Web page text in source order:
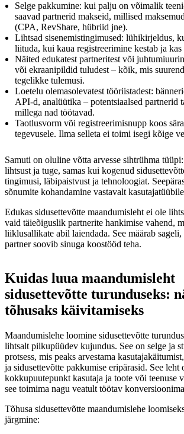
Selge pakkumine: kui palju on võimalik
saavad partnerid makseid, millised
(CPA, RevShare, hübriid jne).
Lihtsad sisenemistingimused: lühikirjeldus,
liituda, kui kaua registreerimine kestab ja
Näited edukatest partneritest või
või ekraanipildid tuludest – kõik, mis
tegelikke tulemusi.
Loetelu olemasolevatest tööriistadest:
API-d, analüütika – potentsiaalsed partnerid
millega nad töötavad.
Taotlusvorm või registreerimisnupp koos
tegevusele. Ilma selleta ei toimi isegi kõige
Samuti on oluline võtta arvesse sihtrühma
lihtsust ja tuge, samas kui kogenud
tingimusi, läbipaistvust ja tehnoloogiat.
sõnumite kohandamine vastavalt
Edukas sidusettevõtte maandumisleht ei ole
vaid täieõiguslik partnerite hankimise vahend,
liiklusallikate abil laiendada. See määrab sageli,
partner soovib sinuga koostööd teha.
Kuidas luua maandumisleht
sidusettevõtte turunduseks:
tõhusaks käivitamiseks
Maandumislehe loomine sidusettevõtte
lihtsalt pilkupüüdev kujundus. See on selge ja
protsess, mis peaks arvestama
ja sidusettevõtte pakkumise eripärasid. See leht
kokkupuutepunkt kasutaja ja toote või teenuse
see toimima nagu veatult töötav
Tõhusa sidusettevõtte maandumislehe
järgmine: